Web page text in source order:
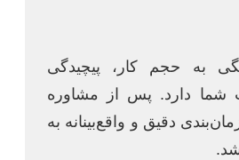
به حجم کار، پیچیدگی
شما دارد. پس از مشاوره
دقیق و واقع‌بینانه به